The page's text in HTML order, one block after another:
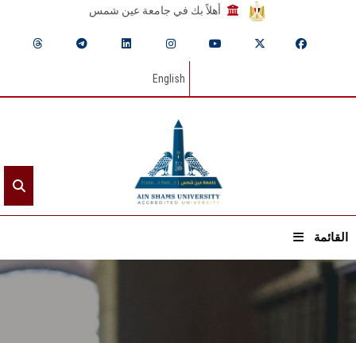
أهلاً بك في جامعة عين شمس
English
القائمة